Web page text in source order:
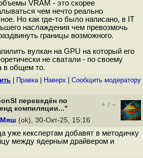
VRAM - это скорее
чем нечто реально
Но как где-то было написано, в IT
наслаждения чем превозмочь
границы возможного.
вулкан на GPU на который его
не сватали - по своему
в общем то.
Правка| Наверх Cообщить модератору
переведён по
компиляции..."
+ / –
(ok), 30-Окт-25, 15:16
уже кекспертам добавят в методичку
между ядерным драйвером и